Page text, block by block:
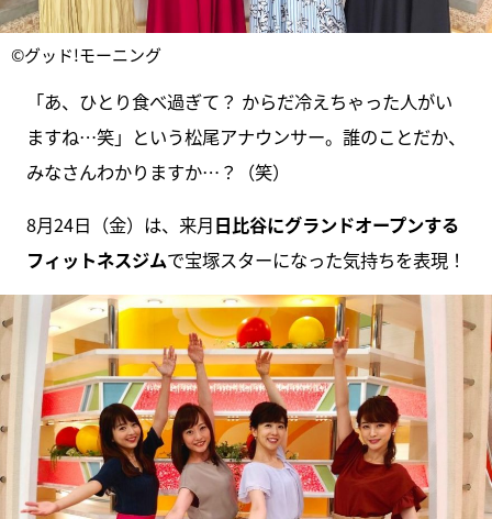
©グッド!モーニング
「あ、ひとり食べ過ぎて？ からだ冷えちゃった人がい
ますね…笑」という松尾アナウンサー。誰のことだか、
みなさんわかりますか…？（笑）
8月24日（金）は、来月日比谷にグランドオープンする
フィットネスジムで宝塚スターになった気持ちを表現！